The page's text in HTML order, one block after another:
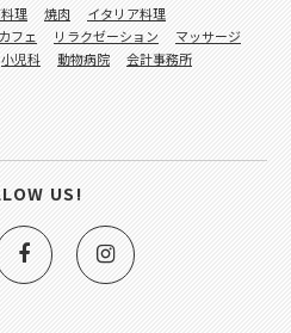
理 焼肉
イタリア料理
フェ リラクゼーション
マッサージ
小児科 動物病院
会計事務所
US!